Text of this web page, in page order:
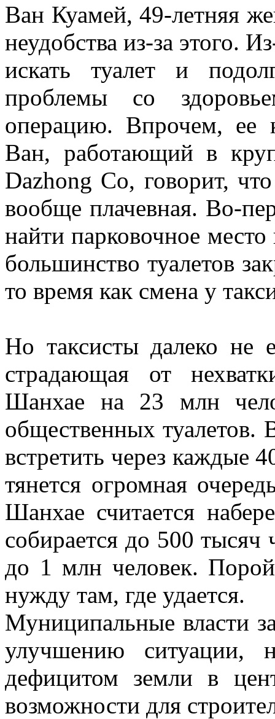
Ван Куамей, 49-летняя
неудобства из-за этого.
искать туалет и
проблемы со
операцию. Впрочем, ее
Ван, работающий в
Dazhong Co, говорит,
вообще плачевная. Во-
найти парковочное место
большинство туалетов
то время как смена у
Но таксисты далеко не
страдающая от
Шанхае на 23 млн
общественных туалетов.
встретить через каждые
тянется огромная
Шанхае считается
собирается до 500
до 1 млн человек.
нужду там, где удается.
Муниципальные власти
улучшению ситуации,
дефицитом земли в
возможности для